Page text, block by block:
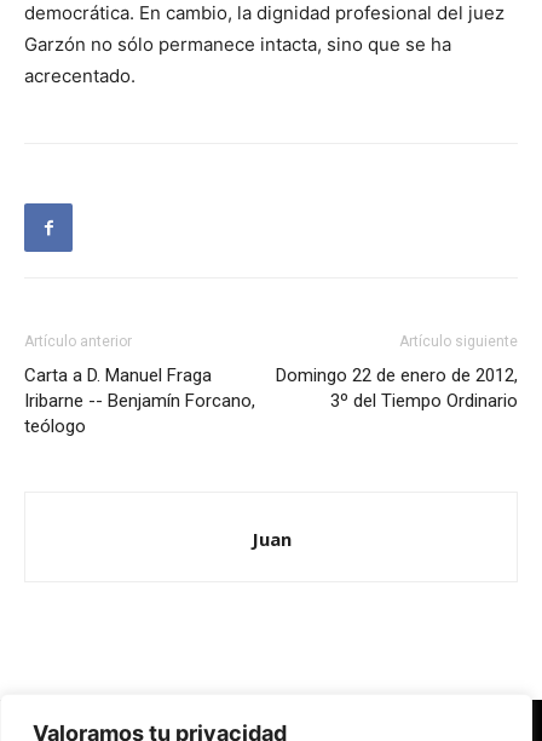
Valoramos tu privacidad
democrática. En cambio, la dignidad profesional del juez
Garzón no sólo permanece intacta, sino que se ha
acrecentado.
Artículo anterior
Carta a D. Manuel Fraga
Iribarne -- Benjamín Forcano,
teólogo
Artículo siguiente
Domingo 22 de enero de 2012,
3º del Tiempo Ordinario
Juan